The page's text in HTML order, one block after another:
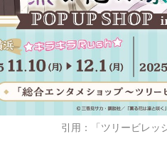
引用：「ツリービレッ